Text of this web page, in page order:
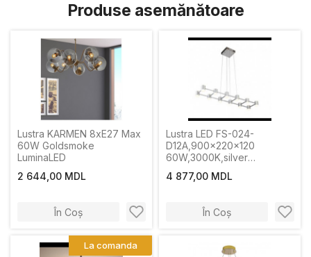
Produse asemănătoare
Lustra KARMEN 8xE27 Max
60W Goldsmoke
LuminaLED
2 644,00 MDL
În Coș
Lustra LED FS-024-
D12A,900x220x120
60W,3000K,silver
4 877,00 MDL
În Coș
La comanda